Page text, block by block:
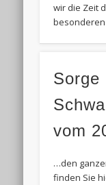
wir die Zeit
Sorge
vom
…den
finden Sie